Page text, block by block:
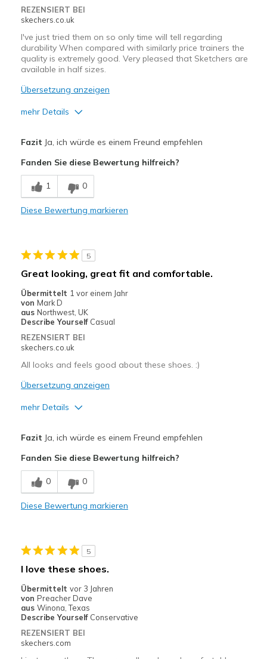
REZENSIERT BEI
skechers.co.uk
I've just tried them on so only time will tell regarding
durability When compared with similarly price trainers the
quality is extremely good. Very pleased that Sketchers are
available in half sizes.
Übersetzung anzeigen
mehr Details
Breathe Well
Comfortable
Geeignete Verwendung
Travel
Width
Sizing
View On Shoes
Shoes are for Wearing
Fazit Ja, ich würde es einem Freund empfehlen
Fanden Sie diese Bewertung hilfreich?
1 0
Diese Bewertung markieren
5
Great looking, great fit and comfortable.
Übermittelt 1 vor einem Jahr
von Mark D
aus Northwest, UK
Describe Yourself Casual
REZENSIERT BEI
skechers.co.uk
All looks and feels good about these shoes. :)
Übersetzung anzeigen
mehr Details
Breathe Well
Comfortable
Geeignete Verwendung
Width
Sizing
Feels true to size
View On Shoes
Fazit Ja, ich würde es einem Freund empfehlen
Fanden Sie diese Bewertung hilfreich?
0 0
Diese Bewertung markieren
5
I love these shoes.
Übermittelt vor 3 Jahren
von Preacher Dave
aus Winona, Texas
Describe Yourself Conservative
REZENSIERT BEI
skechers.com